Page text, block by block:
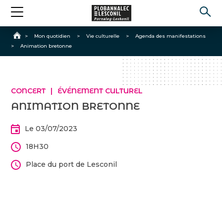
Accueil
> Mon quotidien > Vie culturelle >
Agenda des manifestations
>
Animation bretonne
CONCERT ÉVÉNEMENT CULTUREL
ANIMATION BRETONNE
Le 03/07/2023
18H30
Place du port de Lesconil